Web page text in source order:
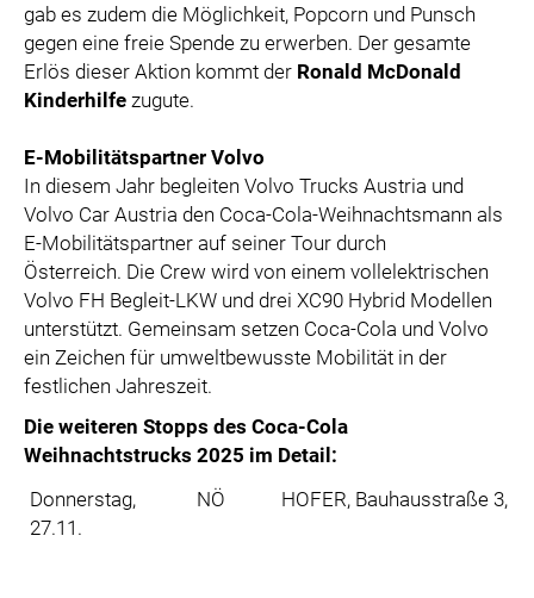
gab es zudem die Möglichkeit, Popcorn und Punsch
gegen eine freie Spende zu erwerben. Der gesamte
Erlös dieser Aktion kommt der Ronald McDonald
Kinderhilfe zugute.
E-Mobilitätspartner Volvo
In diesem Jahr begleiten Volvo Trucks Austria und
Volvo Car Austria den Coca-Cola-Weihnachtsmann als
E-Mobilitätspartner auf seiner Tour durch
Österreich. Die Crew wird von einem vollelektrischen
Volvo FH Begleit-LKW und drei XC90 Hybrid Modellen
unterstützt. Gemeinsam setzen Coca-Cola und Volvo
ein Zeichen für umweltbewusste Mobilität in der
festlichen Jahreszeit.
Die weiteren Stopps des Coca-Cola
Weihnachtstrucks 2025 im Detail:
Donnerstag,
27.11.
NÖ HOFER, Bauhausstraße 3,